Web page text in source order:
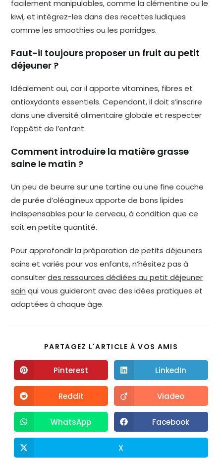
facilement manipulables, comme la clémentine ou le
kiwi, et intégrez-les dans des recettes ludiques
comme les smoothies ou les porridges.
Faut-il toujours proposer un fruit au petit
déjeuner ?
Idéalement oui, car il apporte vitamines, fibres et
antioxydants essentiels. Cependant, il doit s’inscrire
dans une diversité alimentaire globale et respecter
l’appétit de l’enfant.
Comment introduire la matière grasse
saine le matin ?
Un peu de beurre sur une tartine ou une fine couche
de purée d’oléagineux apporte de bons lipides
indispensables pour le cerveau, à condition que ce
soit en petite quantité.
Pour approfondir la préparation de petits déjeuners
sains et variés pour vos enfants, n’hésitez pas à
consulterdes ressources dédiées au petit déjeuner
sain qui vous guideront avec des idées pratiques et
adaptées à chaque âge.
PARTAGEZ L'ARTICLE À VOS AMIS
Pinterest LinkedIn
Reddit Viadeo
WhatsApp Facebook
X